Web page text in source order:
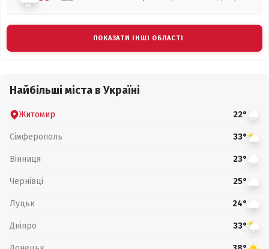
ПОКАЗАТИ ІНШІ ОБЛАСТІ
Найбільші міста в Україні
Житомир 22°
Сімферополь 33°
Вінниця 23°
Чернівці 25°
Луцьк 24°
Дніпро 33°